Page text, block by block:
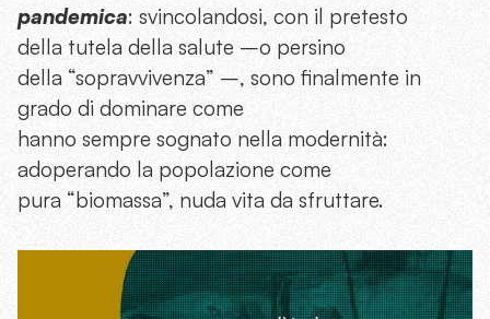
pandemica: svincolandosi, con il pretesto
della tutela della salute –o persino
della “sopravvivenza” –, sono finalmente in
grado di dominare come
hanno sempre sognato nella modernità:
adoperando la popolazione come
pura “biomassa”, nuda vita da sfruttare.